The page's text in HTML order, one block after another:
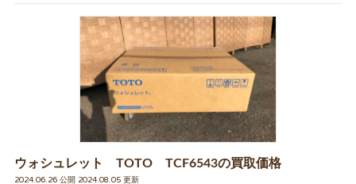
ウォシュレット TOTO TCF6543の買取価格
2024.06.26 公開 2024.08.05 更新